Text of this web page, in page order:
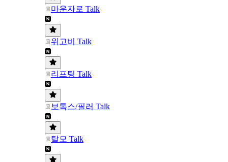
마운자로 Talk
위고비 Talk
리프팅 Talk
보톡스/필러 Talk
탈모 Talk